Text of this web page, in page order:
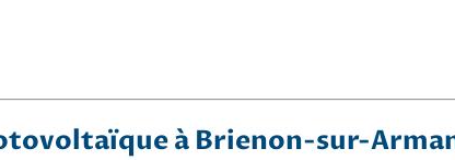
à Brienon-sur-